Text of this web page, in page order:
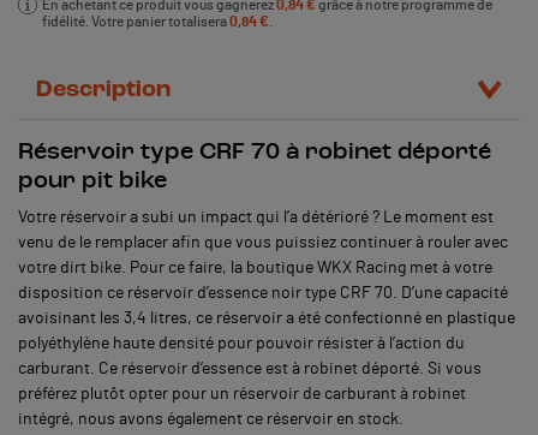
En achetant ce produit vous gagnerez0,84 € grâce à notre programme de
fidélité. Votre panier totalisera0,84 €
Description
Réservoir type CRF 70 à robinet déporté
pour pit bike
Votre réservoir a subi un impact qui l’a détérioré ? Le moment est
venu de le remplacer afin que vous puissiez continuer à rouler avec
votre dirt bike. Pour ce faire, la boutique WKX Racing met à votre
disposition ce réservoir d’essence noir type CRF 70. D’une capacité
avoisinant les 3,4 litres, ce réservoir a été confectionné en plastique
polyéthylène haute densité pour pouvoir résister à l’action du
carburant. Ce réservoir d’essence est à robinet déporté. Si vous
préférez plutôt opter pour un réservoir de carburant à robinet
intégré, nous avons également ce réservoir en stock.